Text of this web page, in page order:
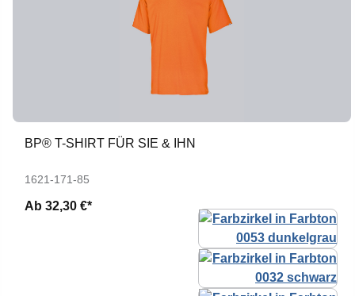
BP® T-SHIRT FÜR SIE & IHN
1621-171-85
Ab 32,30 €*